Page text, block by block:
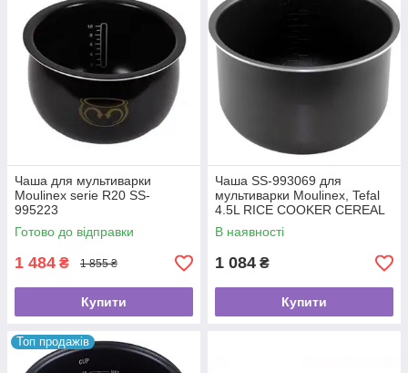
Чаша для мультиварки
Moulinex serie R20 SS-
995223
Готово до відправки
1 484 ₴ 1 855 ₴
Купити
Чаша SS-993069 для
мультиварки Moulinex, Tefal
4.5L RICE COOKER CEREAL
ET CO
В наявності
1 084 ₴
Купити
Топ продажів